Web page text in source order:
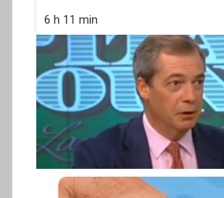
6 h 11 min